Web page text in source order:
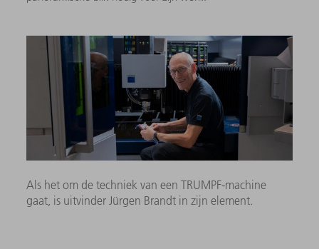
Als het om de techniek van een TRUMPF-machine
gaat, is uitvinder Jürgen Brandt in zijn element.